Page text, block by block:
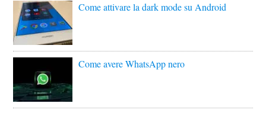
Come attivare la dark mode su Android
Come avere WhatsApp nero